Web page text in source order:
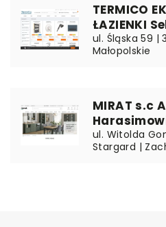
TERMICO
ŁAZIENKI
ul. Śląska 59 |
Małopolskie
MIRAT s.c
ul. Witolda
Stargard |